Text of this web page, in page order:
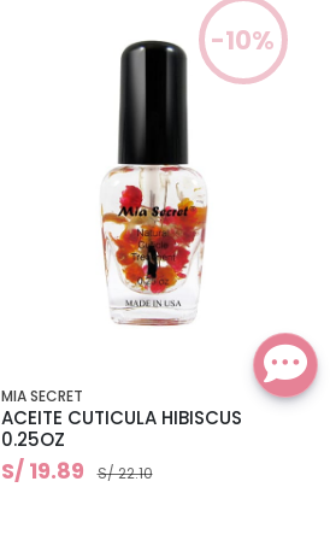
-10%
MIA SECRET
ACEITE CUTICULA HIBISCUS
0.25OZ
S/ 19.89 S/ 22.10